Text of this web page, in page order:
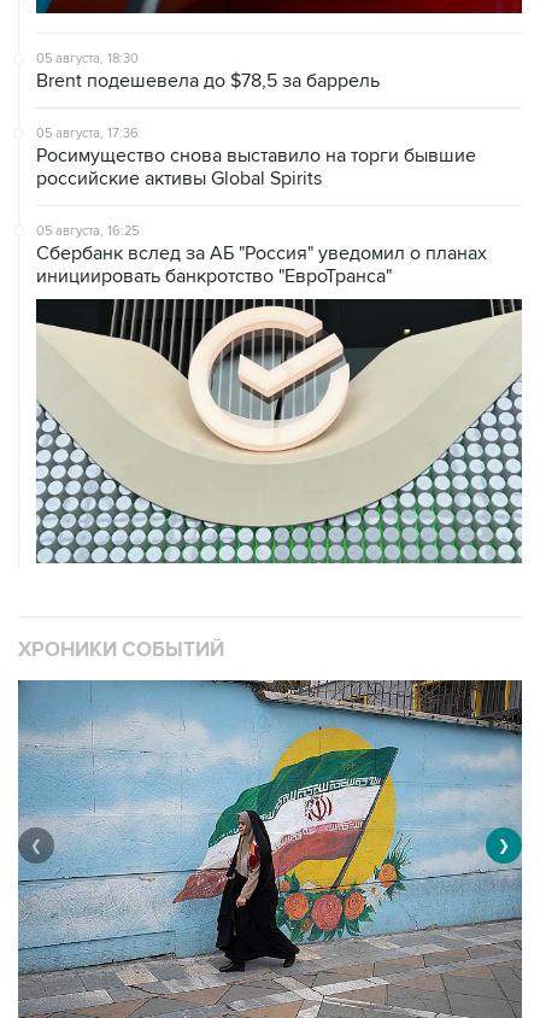
05 августа, 18:30
Brent подешевела до $78,5 за баррель
05 августа, 17:36
Росимущество снова выставило на торги бывшие
российские активы Global Spirits
05 августа, 16:25
Сбербанк вслед за АБ "Россия" уведомил о планах
инициировать банкротство "ЕвроТранса"
ХРОНИКИ СОБЫТИЙ
❮ ❯